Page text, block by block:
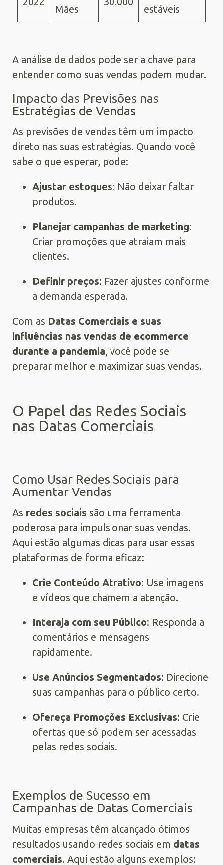
Mães estáveis
A análise de dados pode ser a chave para
entender como suas vendas podem mudar.
Impacto das Previsões nas
Estratégias de Vendas
As previsões de vendas têm um impacto
direto nas suas estratégias. Quando você
sabe o que esperar, pode:
Ajustar estoques: Não deixar faltar
produtos.
Planejar campanhas de marketing:
Criar promoções que atraiam mais
clientes.
Definir preços: Fazer ajustes conforme
a demanda esperada.
Com as Datas Comerciais e suas
influências nas vendas de ecommerce
durante a pandemia, você pode se
preparar melhor e maximizar suas vendas.
O Papel das Redes Sociais
nas Datas Comerciais
Como Usar Redes Sociais para
Aumentar Vendas
As redes sociais são uma ferramenta
poderosa para impulsionar suas vendas.
Aqui estão algumas dicas para usar essas
plataformas de forma eficaz:
Crie Conteúdo Atrativo: Use imagens
e vídeos que chamem a atenção.
Interaja com seu Público: Responda a
comentários e mensagens
rapidamente.
Use Anúncios Segmentados: Direcione
suas campanhas para o público certo.
Ofereça Promoções Exclusivas: Crie
ofertas que só podem ser acessadas
pelas redes sociais.
Exemplos de Sucesso em
Campanhas de Datas Comerciais
Muitas empresas têm alcançado ótimos
resultados usando redes sociais em datas
comerciais. Aqui estão alguns exemplos: